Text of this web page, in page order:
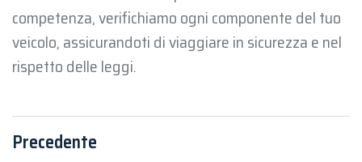
competenza, verifichiamo ogni componente del tuo
veicolo, assicurandoti di viaggiare in sicurezza e nel
rispetto delle leggi.
Precedente